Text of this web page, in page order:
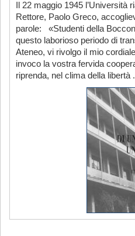
Il 22 maggio 1945 l’Università
Rettore, Paolo Greco,
parole: «Studenti della
questo laborioso periodo di
Ateneo, vi rivolgo il mio
invoco la vostra fervida
riprenda, nel clima della libertà